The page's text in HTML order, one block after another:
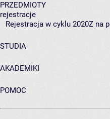
PRZEDMIOTY
rejestracje
Rejestracja w cyklu 2020Z na
STUDIA
AKADEMIKI
POMOC